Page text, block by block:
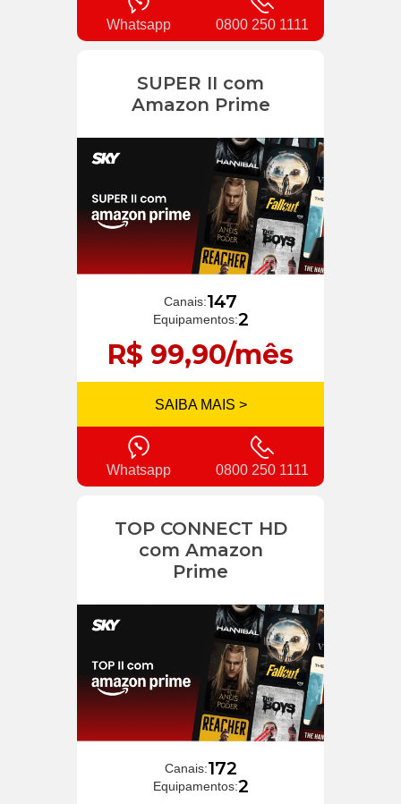
Whatsapp 0800 250 1111
SUPER II com
Amazon Prime
Canais:147
Equipamentos:2
R$ 99,90/mês
SAIBA MAIS >
Whatsapp 0800 250 1111
TOP CONNECT HD
com Amazon
Prime
Canais:172
Equipamentos:2